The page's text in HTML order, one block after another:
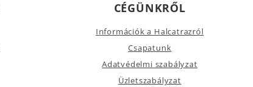
CÉGÜNKRŐL
Információk a Halcatrazról
Csapatunk
Adatvédelmi szabályzat
Üzletszabályzat